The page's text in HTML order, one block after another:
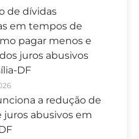
de dívidas
em tempos de
pagar menos e
juros abusivos
DF
a redução de
juros abusivos em